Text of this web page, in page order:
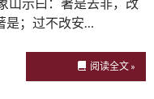
是；过不改安…
阅读全文 »